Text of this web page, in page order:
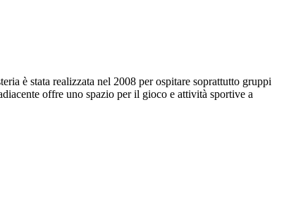
è stata realizzata nel 2008 per ospitare soprattutto gruppi
offre uno spazio per il gioco e attività sportive a